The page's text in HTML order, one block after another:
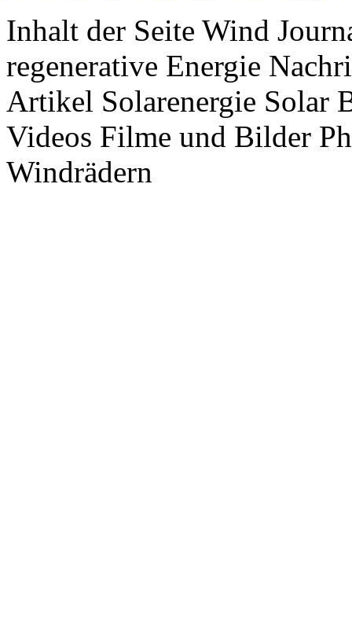
Inhalt der Seite Wind
regenerative Energie
Artikel Solarenergie Solar
Videos Filme und Bilder
Windrädern